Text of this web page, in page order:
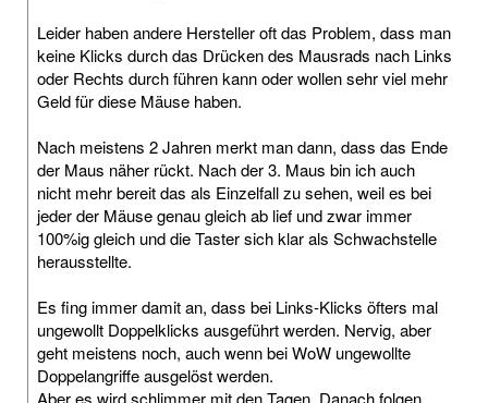
Leider haben andere Hersteller oft das Problem, dass man
keine Klicks durch das Drücken des Mausrads nach Links
oder Rechts durch führen kann oder wollen sehr viel mehr
Geld für diese Mäuse haben.
Nach meistens 2 Jahren merkt man dann, dass das Ende
der Maus näher rückt. Nach der 3. Maus bin ich auch
nicht mehr bereit das als Einzelfall zu sehen, weil es bei
jeder der Mäuse genau gleich ab lief und zwar immer
100%ig gleich und die Taster sich klar als Schwachstelle
herausstellte.
Es fing immer damit an, dass bei Links-Klicks öfters mal
ungewollt Doppelklicks ausgeführt werden. Nervig, aber
geht meistens noch, auch wenn bei WoW ungewollte
Doppelangriffe ausgelöst werden.
Aber es wird schlimmer mit den Tagen. Danach folgen